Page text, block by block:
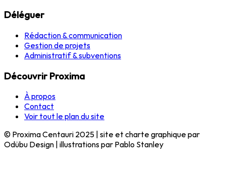
Déléguer
Rédaction & communication
Gestion de projets
Administratif & subventions
Découvrir Proxima
À propos
Contact
Voir tout le plan du site
© Proxima Centauri 2025 | site et charte graphique par
Odübu Design | illustrations par Pablo Stanley